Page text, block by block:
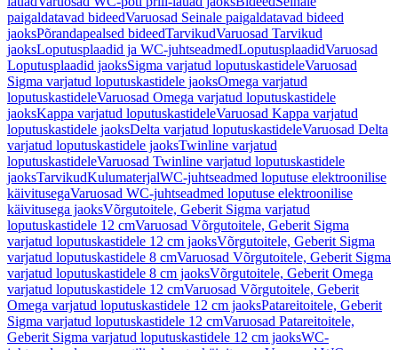
paigaldatavad bideedVaruosad Seinale paigaldatavad bideed
jaoksPõrandapealsed bideedTarvikudVaruosad Tarvikud
jaoksLoputusplaadid ja WC-juhtseadmedLoputusplaadidVaruosad
Loputusplaadid jaoksSigma varjatud loputuskastideleVaruosad
Sigma varjatud loputuskastidele jaoksOmega varjatud
loputuskastideleVaruosad Omega varjatud loputuskastidele
jaoksKappa varjatud loputuskastideleVaruosad Kappa varjatud
loputuskastidele jaoksDelta varjatud loputuskastideleVaruosad Delta
varjatud loputuskastidele jaoksTwinline varjatud
loputuskastideleVaruosad Twinline varjatud loputuskastidele
jaoksTarvikudKulumaterjalWC-juhtseadmed loputuse elektroonilise
käivitusegaVaruosad WC-juhtseadmed loputuse elektroonilise
käivitusega jaoksVõrgutoitele, Geberit Sigma varjatud
loputuskastidele 12 cmVaruosad Võrgutoitele, Geberit Sigma
varjatud loputuskastidele 12 cm jaoksVõrgutoitele, Geberit Sigma
varjatud loputuskastidele 8 cmVaruosad Võrgutoitele, Geberit Sigma
varjatud loputuskastidele 8 cm jaoksVõrgutoitele, Geberit Omega
varjatud loputuskastidele 12 cmVaruosad Võrgutoitele, Geberit
Omega varjatud loputuskastidele 12 cm jaoksPatareitoitele, Geberit
Sigma varjatud loputuskastidele 12 cmVaruosad Patareitoitele,
Geberit Sigma varjatud loputuskastidele 12 cm jaoksWC-